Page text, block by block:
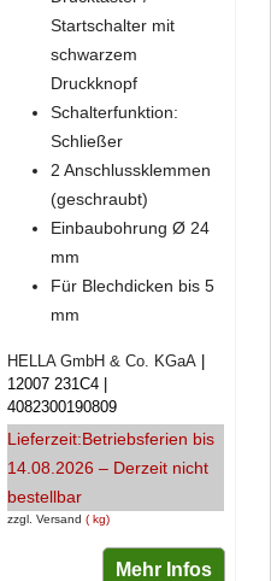
Startschalter mit
schwarzem
Druckknopf
Schalterfunktion:
Schließer
2 Anschlussklemmen
(geschraubt)
Einbaubohrung Ø 24
mm
Für Blechdicken bis 5
mm
zzgl. Versand kg
HELLA GmbH & Co. KGaA
12007 231C4
4082300190809
Lieferzeit:Betriebsferien bis
14.08.2026 – Derzeit nicht
bestellbar
Mehr Infos